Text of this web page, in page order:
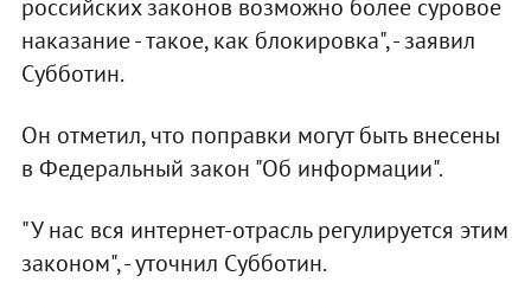
российских законов возможно более суровое
наказание - такое, как блокировка", - заявил
Субботин.
Он отметил, что поправки могут быть внесены
в Федеральный закон "Об информации".
"У нас вся интернет-отрасль регулируется этим
законом", - уточнил Субботин.